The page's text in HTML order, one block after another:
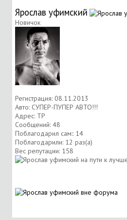
Ярослав уфимский
Новичок
Регистрация: 08.11.2013
Авто: СУПЕР-ПУПЕР АВТО!!!
Адрес: ТР
Сообщений: 48
Поблагодарил сам:: 14
Поблагодарили: 12 раз(а)
Вес репутации: 158